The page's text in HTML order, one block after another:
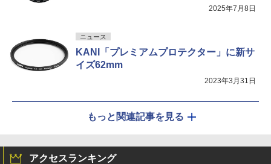
2025年7月8日
ニュース
KANI「プレミアムプロテクター」に新サ
イズ62mm
2023年3月31日
もっと関連記事を見る
アクセスランキング